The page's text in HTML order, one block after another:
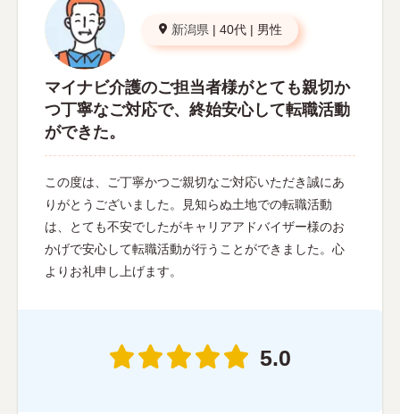
新潟県 | 40代 | 男性
マイナビ介護のご担当者様がとても親切か
つ丁寧なご対応で、終始安心して転職活動
ができた。
この度は、ご丁寧かつご親切なご対応いただき誠にあ
りがとうございました。見知らぬ土地での転職活動
は、とても不安でしたがキャリアアドバイザー様のお
かげで安心して転職活動が行うことができました。心
よりお礼申し上げます。
5.0